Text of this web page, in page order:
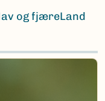
og fjæreLand